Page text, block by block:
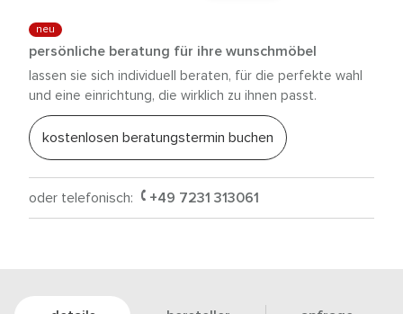
neu
persönliche beratung für ihre wunschmöbel
lassen sie sich individuell beraten, für die perfekte wahl
und eine einrichtung, die wirklich zu ihnen passt.
kostenlosen beratungstermin buchen
oder telefonisch: +49 7231 313061